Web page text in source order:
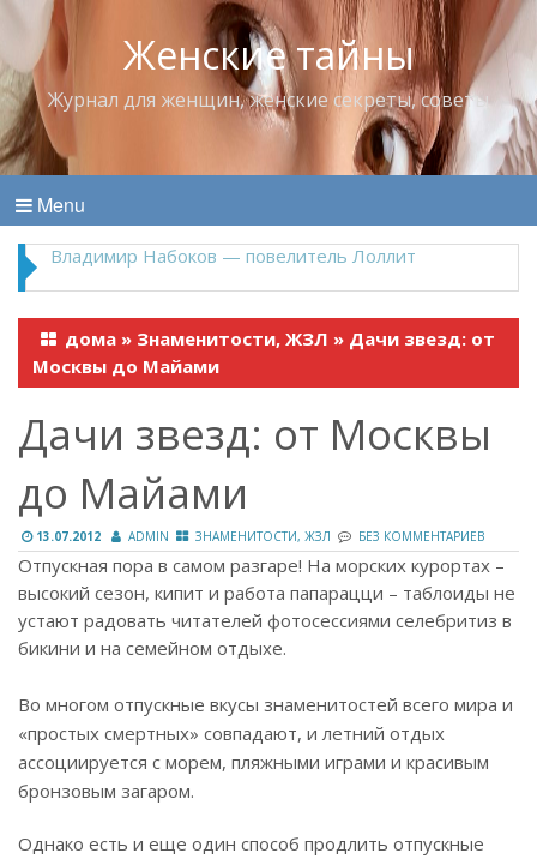
Женские тайны
Журнал для женщин, женские секреты, советы
Menu
Владимир Набоков — повелитель Лоллит
дома » Знаменитости, ЖЗЛ » Дачи звезд: от
Москвы до Майами
Дачи звезд: от Москвы
до Майами
13.07.2012 ADMIN ЗНАМЕНИТОСТИ, ЖЗЛ БЕЗ КОММЕНТАРИЕВ
Отпускная пора в самом разгаре! На морских курортах –
высокий сезон, кипит и работа папарацци – таблоиды не
устают радовать читателей фотосессиями селебритиз в
бикини и на семейном отдыхе.
Во многом отпускные вкусы знаменитостей всего мира и
«простых смертных» совпадают, и летний отдых
ассоциируется с морем, пляжными играми и красивым
бронзовым загаром.
Однако есть и еще один способ продлить отпускные